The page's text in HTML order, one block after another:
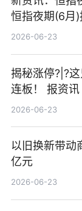
恒指夜期(6月
23点
2026-06-23
揭秘涨停?|?
连板！ 报资讯
2026-06-23
以旧换新带动
亿元
2026-06-23